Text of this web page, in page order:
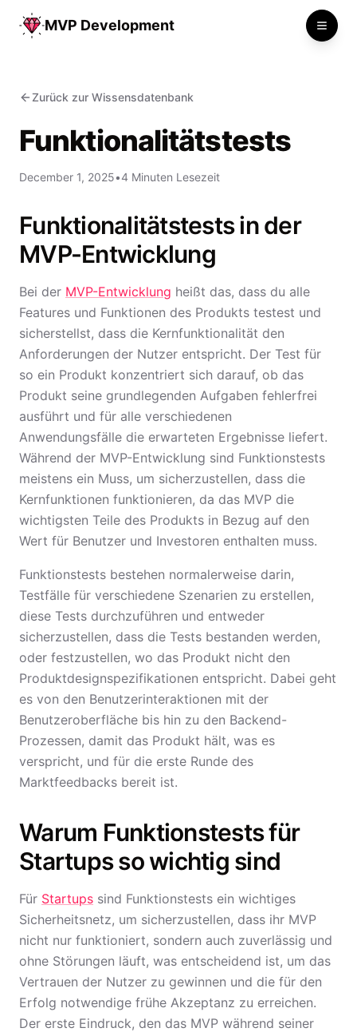
MVP Development
Zurück zur Wissensdatenbank
Funktionalitätstests
December 1, 2025•4 Minuten Lesezeit
Funktionalitätstests in der
MVP-Entwicklung
Bei der MVP-Entwicklung heißt das, dass du alle
Features und Funktionen des Produkts testest und
sicherstellst, dass die Kernfunktionalität den
Anforderungen der Nutzer entspricht. Der Test für
so ein Produkt konzentriert sich darauf, ob das
Produkt seine grundlegenden Aufgaben fehlerfrei
ausführt und für alle verschiedenen
Anwendungsfälle die erwarteten Ergebnisse liefert.
Während der MVP-Entwicklung sind Funktionstests
meistens ein Muss, um sicherzustellen, dass die
Kernfunktionen funktionieren, da das MVP die
wichtigsten Teile des Produkts in Bezug auf den
Wert für Benutzer und Investoren enthalten muss.
Funktionstests bestehen normalerweise darin,
Testfälle für verschiedene Szenarien zu erstellen,
diese Tests durchzuführen und entweder
sicherzustellen, dass die Tests bestanden werden,
oder festzustellen, wo das Produkt nicht den
Produktdesignspezifikationen entspricht. Dabei geht
es von den Benutzerinteraktionen mit der
Benutzeroberfläche bis hin zu den Backend-
Prozessen, damit das Produkt hält, was es
verspricht, und für die erste Runde des
Marktfeedbacks bereit ist.
Warum Funktionstests für
Startups so wichtig sind
Für Startups sind Funktionstests ein wichtiges
Sicherheitsnetz, um sicherzustellen, dass ihr MVP
nicht nur funktioniert, sondern auch zuverlässig und
ohne Störungen läuft, was entscheidend ist, um das
Vertrauen der Nutzer zu gewinnen und die für den
Erfolg notwendige frühe Akzeptanz zu erreichen.
Der erste Eindruck, den das MVP während seiner